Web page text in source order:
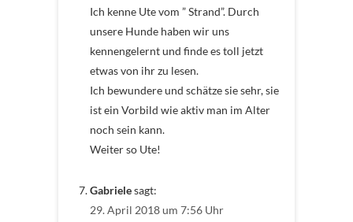
Ich kenne Ute vom ” Strand”. Durch
unsere Hunde haben wir uns
kennengelernt und finde es toll jetzt
etwas von ihr zu lesen.
Ich bewundere und schätze sie sehr, sie
ist ein Vorbild wie aktiv man im Alter
noch sein kann.
Weiter so Ute!
Gabrielesagt:
29. April 2018 um 7:56 Uhr